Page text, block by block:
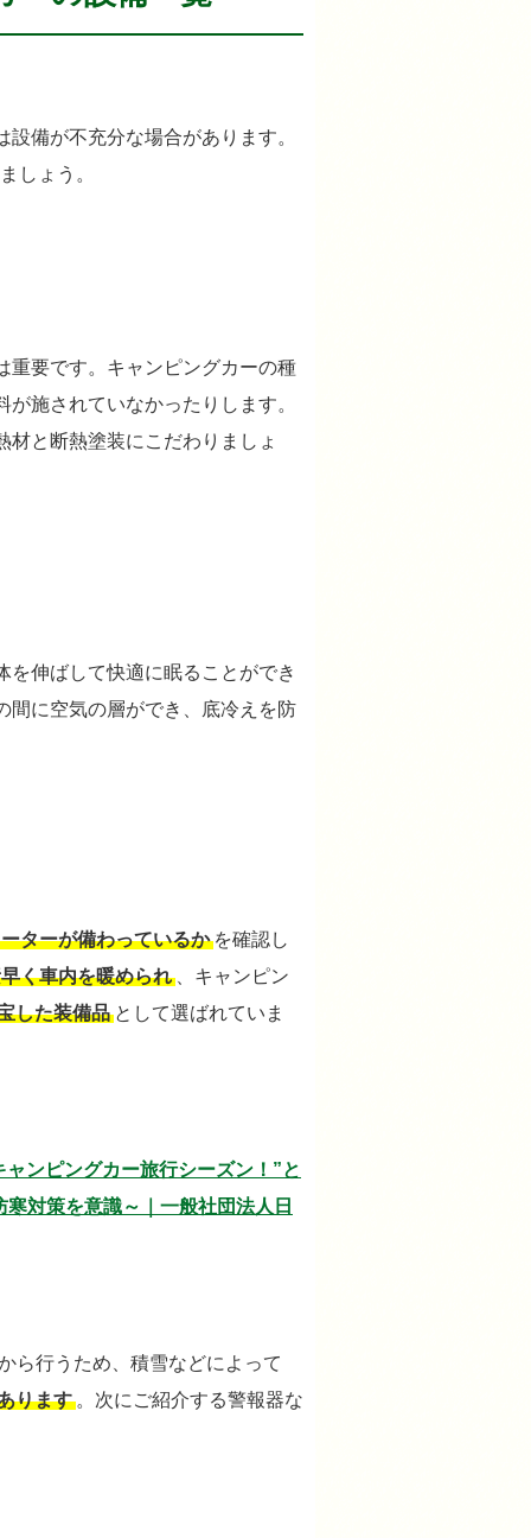
備が不充分な場合があります。
しょう。
重要です。キャンピングカーの種
施されていなかったりします。
と断熱塗装にこだわりましょ
伸ばして快適に眠ることができ
間に空気の層ができ、底冷えを防
ターが備わっているか を確認し
く車内を暖められ
、キャンピン
した装備品 として選ばれていま
ンピングカー旅行シーズン！”と
対策を意識～｜一般社団法人日
ら行うため、積雪などによって
ります 。次にご紹介する警報器な